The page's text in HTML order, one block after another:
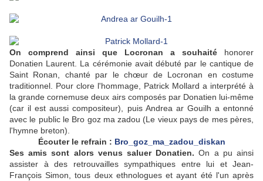
On comprend ainsi que Locronan a souhaité honorer
Donatien Laurent. La cérémonie avait débuté par le cantique de
Saint Ronan, chanté par le chœur de Locronan en costume
traditionnel. Pour clore l'hommage, Patrick Mollard a interprété à
la grande cornemuse deux airs composés par Donatien lui-même
(car il est aussi compositeur), puis Andrea ar Gouilh a entonné
avec le public le Bro goz ma zadou (Le vieux pays de mes pères,
l'hymne breton).
Écouter le refrain : Bro_goz_ma_zadou_diskan
Ses amis sont alors venus saluer Donatien. On a pu ainsi
assister à des retrouvailles sympathiques entre lui et Jean-
François Simon, tous deux ethnologues et ayant été l'un après